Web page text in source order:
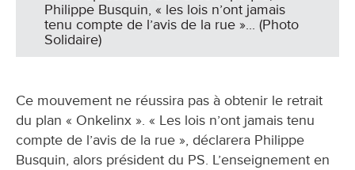
Philippe Busquin, « les lois n’ont jamais
tenu compte de l’avis de la rue »... (Photo
Solidaire)
Ce mouvement ne réussira pas à obtenir le retrait
du plan « Onkelinx ». « Les lois n’ont jamais tenu
compte de l’avis de la rue », déclarera Philippe
Busquin, alors président du PS. L’enseignement en